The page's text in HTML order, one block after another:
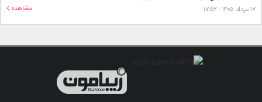
۱۷ مرداد ۱۴۰۵ - ۱۷:۵۲ مشاهده